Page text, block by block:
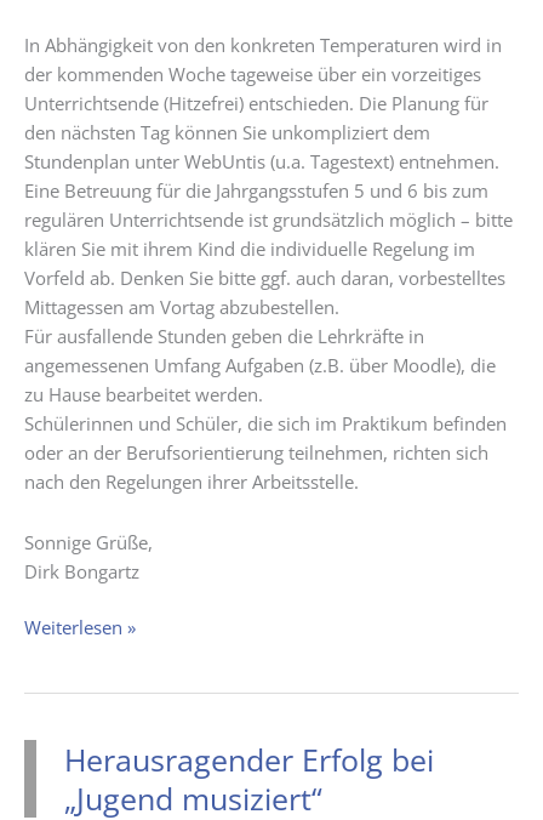
In Abhängigkeit von den konkreten Temperaturen wird in
der kommenden Woche tageweise über ein vorzeitiges
Unterrichtsende (Hitzefrei) entschieden. Die Planung für
den nächsten Tag können Sie unkompliziert dem
Stundenplan unter WebUntis (u.a. Tagestext) entnehmen.
Eine Betreuung für die Jahrgangsstufen 5 und 6 bis zum
regulären Unterrichtsende ist grundsätzlich möglich – bitte
klären Sie mit ihrem Kind die individuelle Regelung im
Vorfeld ab. Denken Sie bitte ggf. auch daran, vorbestelltes
Mittagessen am Vortag abzubestellen.
Für ausfallende Stunden geben die Lehrkräfte in
angemessenen Umfang Aufgaben (z.B. über Moodle), die
zu Hause bearbeitet werden.
Schülerinnen und Schüler, die sich im Praktikum befinden
oder an der Berufsorientierung teilnehmen, richten sich
nach den Regelungen ihrer Arbeitsstelle.
Sonnige Grüße,
Dirk Bongartz
Hitze
Tagen
Hitzefrei
Weiterlesen »
Herausragender Erfolg bei
„Jugend musiziert“